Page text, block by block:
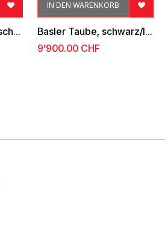
1845, Basler Taube, schwarz-blau-karmin Basler Taube, schwarz/lebhaftblau/karmin
IN DEN WARENKORB
9'900.00CHF